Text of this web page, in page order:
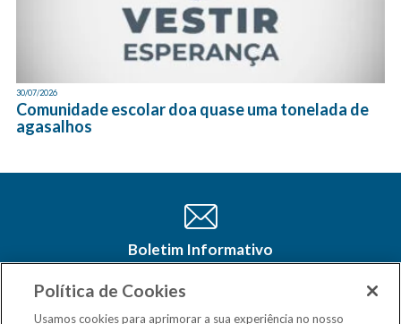
30/07/2026
Comunidade escolar doa quase uma tonelada de
agasalhos
Boletim Informativo
Cadastre-se e receba as últimas
Política de Cookies
Usamos cookies para aprimorar a sua experiência no nosso